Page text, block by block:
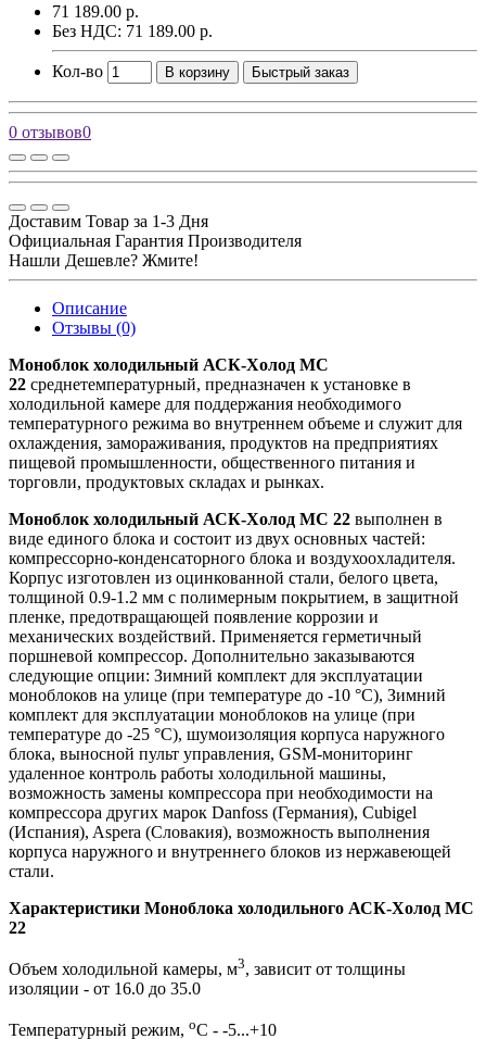
71 189.00 р.
Без НДС: 71 189.00 р.
Кол-во В корзину Быстрый заказ
0 отзывов0
Доставим Товар за 1-3 Дня
Официальная Гарантия Производителя
Нашли Дешевле? Жмите!
Описание
Отзывы (0)
Моноблок холодильный АСК-Холод MC
22 среднетемпературный, предназначен к установке в
холодильной камере для поддержания необходимого
температурного режима во внутреннем объеме и служит для
охлаждения, замораживания, продуктов на предприятиях
пищевой промышленности, общественного питания и
торговли, продуктовых складах и рынках.
Моноблок холодильный АСК-Холод MC 22 выполнен в
виде единого блока и состоит из двух основных частей:
компрессорно-конденсаторного блока и воздухоохладителя.
Корпус изготовлен из оцинкованной стали, белого цвета,
толщиной 0.9-1.2 мм с полимерным покрытием, в защитной
пленке, предотвращающей появление коррозии и
механических воздействий. Применяется герметичный
поршневой компрессор. Дополнительно заказываются
следующие опции: Зимний комплект для эксплуатации
моноблоков на улице (при температуре до -10 °С), Зимний
комплект для эксплуатации моноблоков на улице (при
температуре до -25 °С), шумоизоляция корпуса наружного
блока, выносной пульт управления, GSM-мониторинг
удаленное контроль работы холодильной машины,
возможность замены компрессора при необходимости на
компрессора других марок Danfoss (Германия), Cubigel
(Испания), Aspera (Словакия), возможность выполнения
корпуса наружного и внутреннего блоков из нержавеющей
стали.
Характеристики Моноблока холодильного АСК-Холод MC
22
Объем холодильной камеры, м3, зависит от толщины
изоляции - от 16.0 до 35.0
Температурный режим, оС - -5...+10